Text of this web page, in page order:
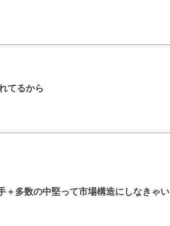
てるから
＋多数の中堅って市場構造にしなきゃい